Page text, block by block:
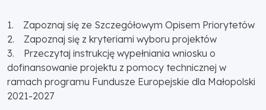
1. Zapoznaj się ze Szczegółowym Opisem Priorytetów
2. Zapoznaj się z kryteriami wyboru projektów
3. Przeczytaj instrukcję wypełniania wniosku o
dofinansowanie projektu z pomocy technicznej w
ramach programu Fundusze Europejskie dla Małopolski
2021-2027